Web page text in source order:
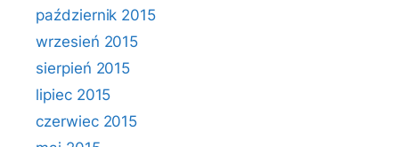
październik 2015
wrzesień 2015
sierpień 2015
lipiec 2015
czerwiec 2015